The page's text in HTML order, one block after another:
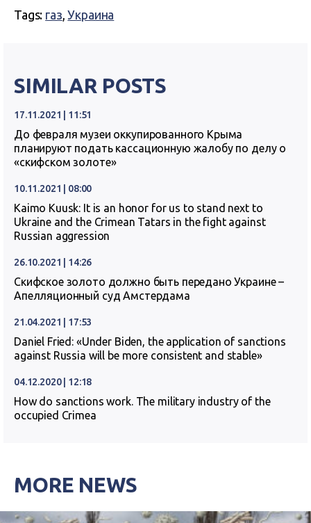
Tags: газ,Украина
SIMILAR POSTS
17.11.2021 | 11:51
До февраля музеи оккупированного Крыма
планируют подать кассационную жалобу по делу о
«скифском золоте»
10.11.2021 | 08:00
Kaimo Kuusk: It is an honor for us to stand next to
Ukraine and the Crimean Tatars in the fight against
Russian aggression
26.10.2021 | 14:26
Скифское золото должно быть передано Украине –
Апелляционный суд Амстердама
21.04.2021 | 17:53
Daniel Fried: «Under Biden, the application of sanctions
against Russia will be more consistent and stable»
04.12.2020 | 12:18
How do sanctions work. The military industry of the
occupied Crimea
MORE NEWS